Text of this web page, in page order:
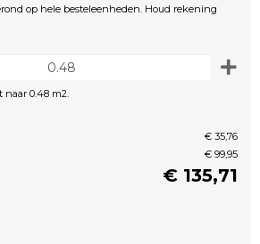
op hele besteleenheden. Houd rekening
naar 0.48 m2.
€ 35,76
€ 99,95
€ 135,71